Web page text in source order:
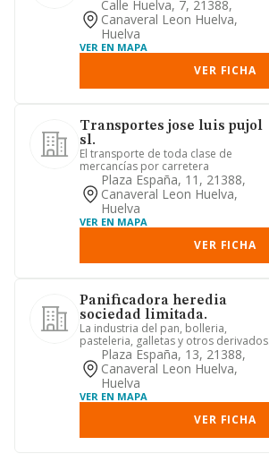
seminarios. promocion y venta de...
Calle Huelva, 7, 21388,
Canaveral Leon Huelva,
Huelva
VER EN MAPA
VER FICHA
Transportes jose luis pujol
sl.
El transporte de toda clase de
mercancías por carretera
Plaza España, 11, 21388,
Canaveral Leon Huelva,
Huelva
VER EN MAPA
VER FICHA
Panificadora heredia
sociedad limitada.
La industria del pan, bolleria,
pasteleria, galletas y otros derivados
de la harina, asi como su di...
Plaza España, 13, 21388,
Canaveral Leon Huelva,
Huelva
VER EN MAPA
VER FICHA